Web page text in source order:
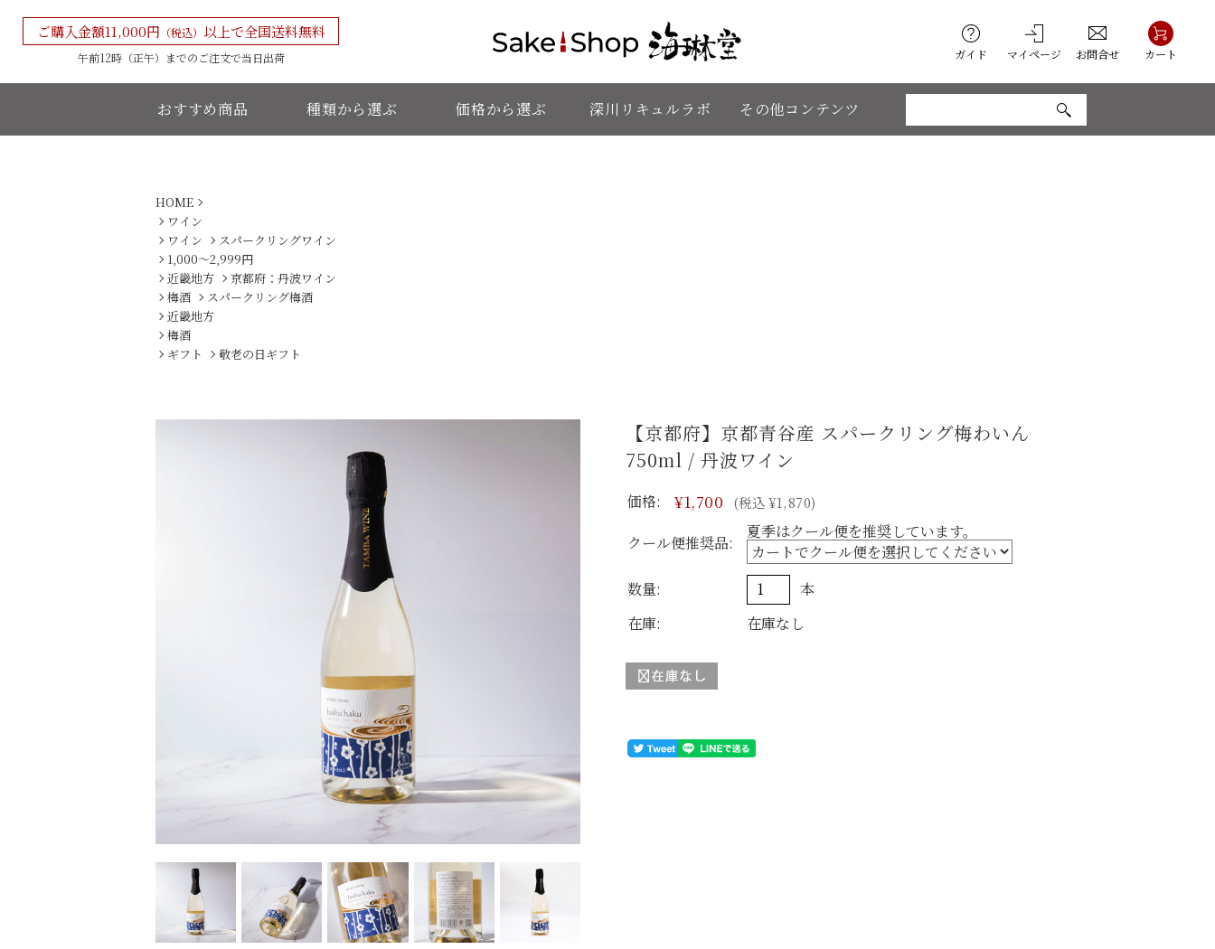
ご購入金額11,000円 （税込） 以上で全国送料無料
午前12時（正午）までのご注文で当日出荷 ガイド マイページ お問合せ カート
おすすめ商品 種類から選ぶ 価格から選ぶ 深川リキュルラボ その他コンテンツ
HOME
ワイン
ワイン
スパークリングワイン
1,000〜2,999円
近畿地方
京都府：丹波ワイン
梅酒
スパークリング梅酒
近畿地方
梅酒
ギフト
敬老の日ギフト
【京都府】京都青谷産 スパークリング梅わいん
750ml / 丹波ワイン
価格: ¥1,700 (税込 ¥1,870)
クール便推奨品:
夏季はクール便を推奨しています。
数量:
本
在庫:
在庫なし